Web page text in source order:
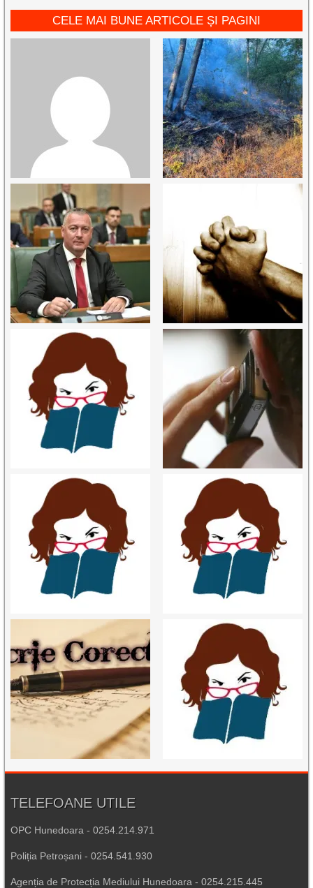
CELE MAI BUNE ARTICOLE ȘI PAGINI
TELEFOANE UTILE
OPC Hunedoara - 0254.214.971
Poliția Petroșani - 0254.541.930
Agenția de Protecția Mediului Hunedoara - 0254.215.445